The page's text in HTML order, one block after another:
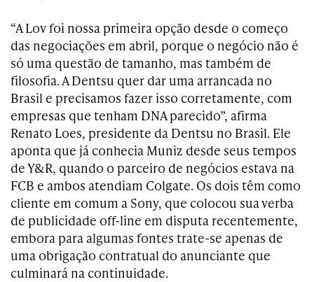
“A Lov foi nossa primeira opção desde o começo
das negociações em abril, porque o negócio não é
só uma questão de tamanho, mas também de
filosofia. A Dentsu quer dar uma arrancada no
Brasil e precisamos fazer isso corretamente, com
empresas que tenham DNA parecido”, afirma
Renato Loes, presidente da Dentsu no Brasil. Ele
aponta que já conhecia Muniz desde seus tempos
de Y&R, quando o parceiro de negócios estava na
FCB e ambos atendiam Colgate. Os dois têm como
cliente em comum a Sony, que colocou sua verba
de publicidade off-line em disputa recentemente,
embora para algumas fontes trate-se apenas de
uma obrigação contratual do anunciante que
culminará na continuidade.